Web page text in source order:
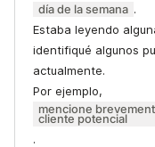
día de la semana .
Estaba leyendo
identifiqué algunos
actualmente.
Por ejemplo,
mencione
cliente potencial
.